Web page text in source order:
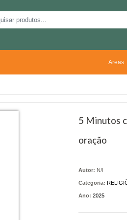
Areas
5 Minutos
oração
Autor: N/I
Categoria:
Ano: 2025